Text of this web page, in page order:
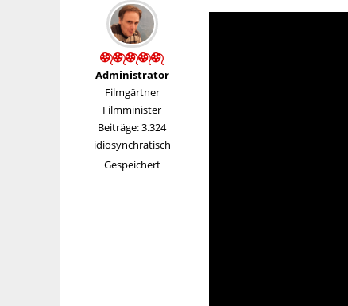
Administrator
Filmgärtner
Filmminister
Beiträge: 3.324
idiosynchratisch
Gespeichert